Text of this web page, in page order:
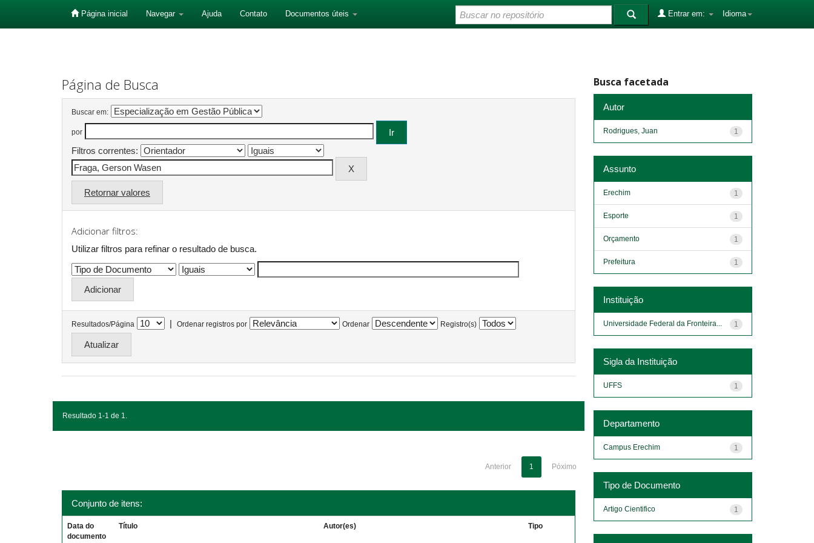
Página inicial Navegar Ajuda Contato Documentos úteis Idioma
Entrar em:
Página de Busca
Buscar em:
por
Filtros correntes:
Retornar valores
Adicionar filtros:
Utilizar filtros para refinar o resultado de busca.
Resultados/Página | Ordenar registros por Ordenar Registro(s)
Resultado 1-1 de 1.
Anterior 1 Póximo
Conjunto de itens:
Data do
documento
Título Autor(es) Tipo
Busca facetada
Autor
1
Rodrigues, Juan
Assunto
1
Erechim
1
Esporte
1
Orçamento
1
Prefeitura
Instituição
1
Universidade Federal da Fronteira...
Sigla da Instituição
1
UFFS
Departamento
1
Campus Erechim
Tipo de Documento
1
Artigo Cientifico